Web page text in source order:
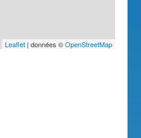
Leaflet| données ©OpenStreetMap